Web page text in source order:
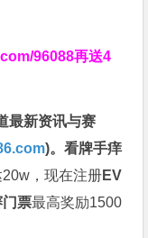
96088再送4
最新资讯与赛
)。看牌手痒
，现在注册EV
门票最高奖励1500